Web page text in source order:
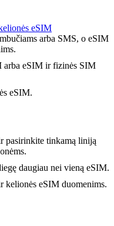
eSIM
arba SMS, o eSIM
arba eSIM ir fizinės SIM
eSIM.
pasirinkite tinkamą liniją
daugiau nei vieną eSIM.
kelionės eSIM duomenims.